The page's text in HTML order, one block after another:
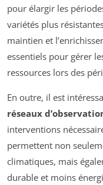
pour élargir les
variétés plus
maintien et
essentiels pour gérer
ressources lors des
En outre, il est
réseaux
interventions
permettent non
climatiques, mais
durable et moins